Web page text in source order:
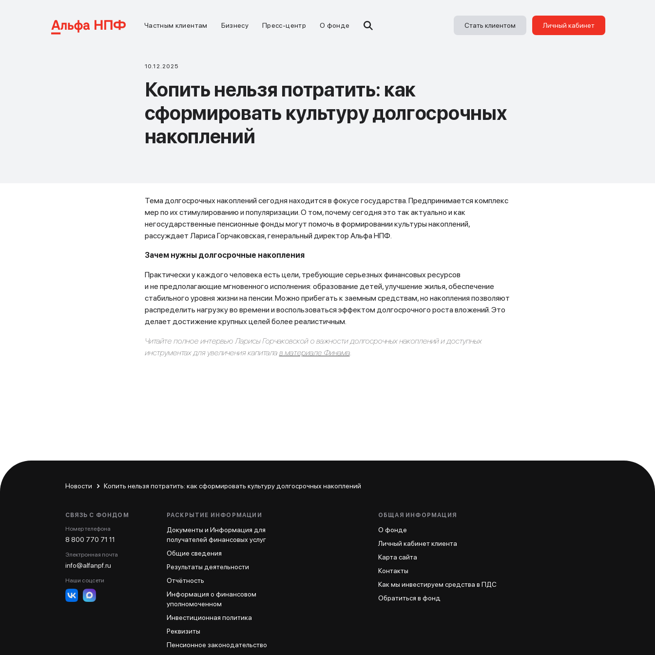
Частным клиентам Бизнесу Пресс-центр О фонде Стать клиентом Личный кабинет
10.12.2025
Копить нельзя потратить: как
сформировать культуру долгосрочных
накоплений
Тема долгосрочных накоплений сегодня находится в фокусе государства. Предпринимается комплекс
мер по их стимулированию и популяризации. О том, почему сегодня это так актуально и как
негосударственные пенсионные фонды могут помочь в формировании культуры накоплений,
рассуждает Лариса Горчаковская, генеральный директор Альфа НПФ.
Зачем нужны долгосрочные накопления
Практически у каждого человека есть цели, требующие серьезных финансовых ресурсов
и не предполагающие мгновенного исполнения: образование детей, улучшение жилья, обеспечение
стабильного уровня жизни на пенсии. Можно прибегать к заемным средствам, но накопления позволяют
распределить нагрузку во времени и воспользоваться эффектом долгосрочного роста вложений. Это
делает достижение крупных целей более реалистичным.
Читайте полное интервью Ларисы Горчаковской о важности долгосрочных накоплений и доступных
инструментах для увеличения капитала в материале Финама.
Новости Копить нельзя потратить: как сформировать культуру долгосрочных накоплений
СВЯЗЬ С ФОНДОМ
Номер телефона
8 800 770 71 11
Электронная почта
info@alfanpf.ru
Наши соцсети
РАСКРЫТИЕ ИНФОРМАЦИИ
Документы и Информация для
получателей финансовых услуг
Общие сведения
Результаты деятельности
Отчётность
Информация о финансовом
уполномоченном
Инвестиционная политика
Реквизиты
Пенсионное законодательство
ОБЩАЯ ИНФОРМАЦИЯ
О фонде
Личный кабинет клиента
Карта сайта
Контакты
Как мы инвестируем средства в ПДС
Обратиться в фонд